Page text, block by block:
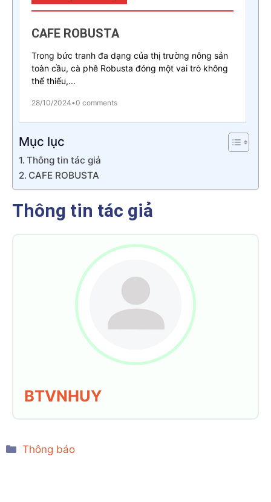
CAFE ROBUSTA
Trong bức tranh đa dạng của thị trường nông sản
toàn cầu, cà phê Robusta đóng một vai trò không
thể thiếu,...
28/10/2024•0 comments
Mục lục
Thông tin tác giả
CAFE ROBUSTA
Thông tin tác giả
BTVNHUY
Categories
Thông báo